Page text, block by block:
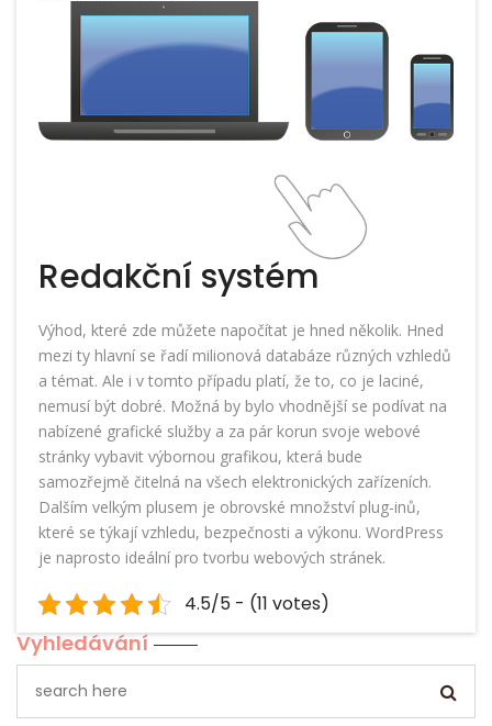
Redakční systém
Výhod, které zde můžete napočítat je hned několik. Hned
mezi ty hlavní se řadí milionová databáze různých vzhledů
a témat. Ale i v tomto případu platí, že to, co je laciné,
nemusí být dobré. Možná by bylo vhodnější se podívat na
nabízené grafické služby a za pár korun svoje webové
stránky vybavit výbornou grafikou, která bude
samozřejmě čitelná na všech elektronických zařízeních.
Dalším velkým plusem je obrovské množství plug-inů,
které se týkají vzhledu, bezpečnosti a výkonu. WordPress
je naprosto ideální pro tvorbu webových stránek.
4.5/5 - (11 votes)
Vyhledávání